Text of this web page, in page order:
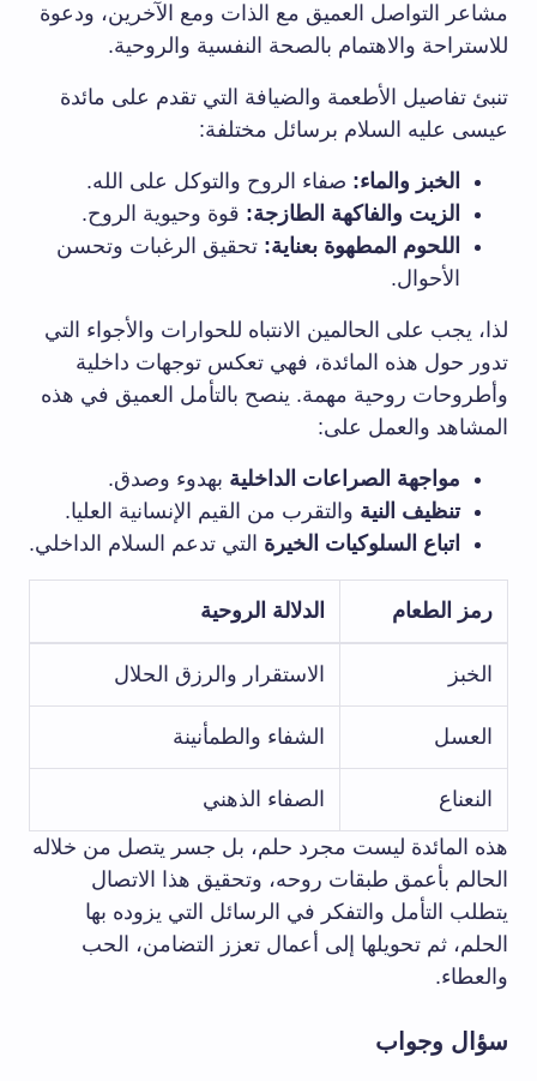
مشاعر التواصل العميق مع الذات ومع الآخرين، ودعوة
للاستراحة والاهتمام بالصحة النفسية والروحية.
تنبئ تفاصيل الأطعمة والضيافة التي تقدم على مائدة
عيسى عليه السلام برسائل مختلفة:
الخبز والماء: صفاء الروح والتوكل على الله.
الزيت والفاكهة الطازجة: قوة وحيوية الروح.
اللحوم المطهوة بعناية: تحقيق الرغبات وتحسن
الأحوال.
لذا، يجب على الحالمين الانتباه للحوارات والأجواء التي
تدور حول هذه المائدة، فهي تعكس توجهات داخلية
وأطروحات روحية مهمة. ينصح بالتأمل العميق في هذه
المشاهد والعمل على:
مواجهة الصراعات الداخلية بهدوء وصدق.
تنظيف النية والتقرب من القيم الإنسانية العليا.
اتباع السلوكيات الخيرة التي تدعم السلام الداخلي.
رمز الطعام الدلالة الروحية
الخبز الاستقرار والرزق الحلال
العسل الشفاء والطمأنينة
النعناع
الصفاء الذهني
هذه المائدة ليست مجرد حلم، بل جسر يتصل من خلاله
الحالم بأعمق طبقات روحه، وتحقيق هذا الاتصال
يتطلب التأمل والتفكر في الرسائل التي يزوده بها
الحلم، ثم تحويلها إلى أعمال تعزز التضامن، الحب
والعطاء.
سؤال وجواب